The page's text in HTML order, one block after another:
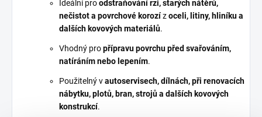
Ideální proodstraňování rzi, starých nátěrů,
nečistot a povrchové korozízoceli, litiny, hliníku a
dalších kovových materiálů.
Vhodný propřípravu povrchu před svařováním,
natíráním nebo lepením.
Použitelný vautoservisech, dílnách, při renovacích
nábytku, plotů, bran, strojů a dalších kovových
konstrukcí.